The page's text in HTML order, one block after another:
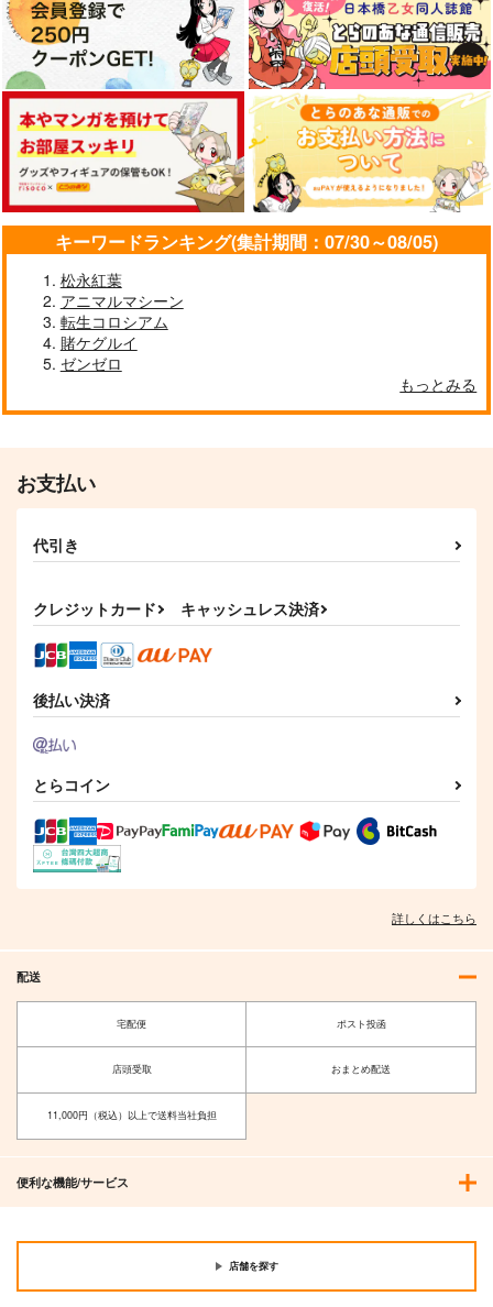
デス坊が他界しました
時空警察高機動小隊
円 （税込）
その他
フェニックス
キャプテン・ファルコン
ブラッド・ファルコン
サンプル
Fleur et Fleur
ぽよみもち
その他
Stand by me 2_
Daisy / Straight
作品詳細 作品詳細 作品詳細
トリプルックバック
ウラシマモト
作品詳細
キーワードランキング(集計期間：07/30～08/05)
松永紅葉
アニマルマシーン
転生コロシアム
賭ケグルイ
ゼンゼロ
もっとみる
お支払い
代引き
クレジットカード キャッシュレス決済
後払い決済
とらコイン
詳しくはこちら
配送
宅配便 ポスト投函
店頭受取 おまとめ配送
11,000円（税込）以上で送料当社負担
便利な機能/サービス
店舗を探す